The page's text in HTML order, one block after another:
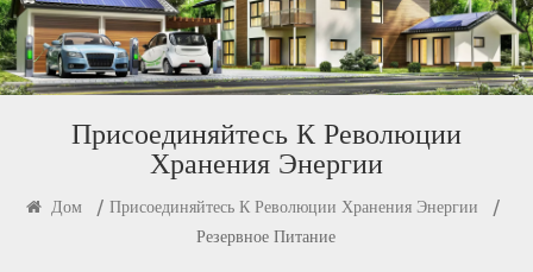
Присоединяйтесь К Революции
Хранения Энергии
Дом / Присоединяйтесь К Революции Хранения Энергии
/
Резервное Питание